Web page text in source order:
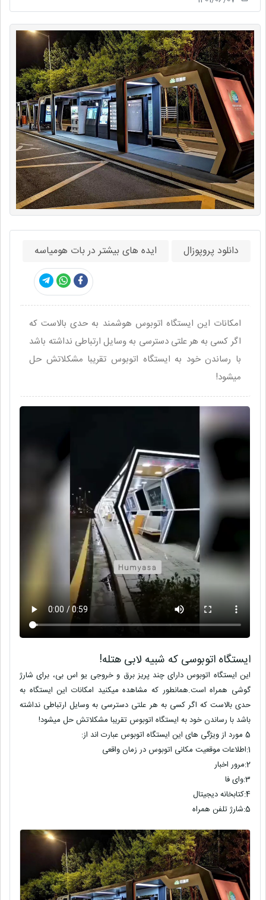
دانلود پروپوزال ایده های بیشتر در بات هومیاسه
امکانات این ایستگاه اتوبوس هوشمند به حدی بالاست که
اگر کسی به هر علتی دسترسی به وسایل ارتباطی نداشته باشد
با رساندن خود به ایستگاه اتوبوس تقریبا مشکلاتش حل
میشود!
ایستگاه اتوبوسی که شبیه لابی هتله!
این ایستگاه اتوبوس دارای چند پریز برق و خروجی یو اس بی، برای شارژ
گوشی همراه است.همانطور که مشاهده میکنید امکانات این ایستگاه به
حدی بالاست که اگر کسی به هر علتی دسترسی به وسایل ارتباطی نداشته
باشد با رساندن خود به ایستگاه اتوبوس تقریبا مشکلاتش حل میشود!
5 مورد از ویژگی های این ایستگاه اتوبوس عبارت اند از:
1:اطلاعات موقعیت مکانی اتوبوس در زمان واقعی
2:مرور اخبار
3:وای فا
4:کتابخانه دیجیتال
5:شارژ تلفن همراه